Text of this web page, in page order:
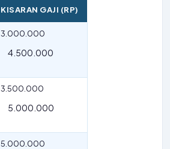
KISARAN GAJI (RP)
3.000.000
4.500.000
3.500.000
5.000.000
5.000.000